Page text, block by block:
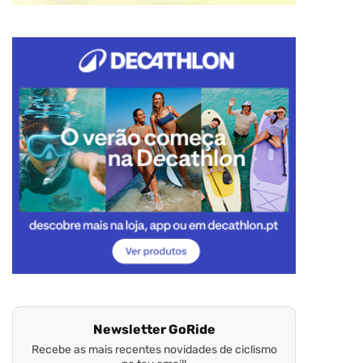
Newsletter GoRide
Recebe as mais recentes novidades de ciclismo